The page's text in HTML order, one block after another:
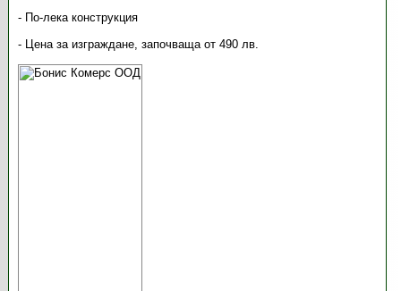
- По-лека конструкция
- Цена за изграждане, започваща от 490 лв.